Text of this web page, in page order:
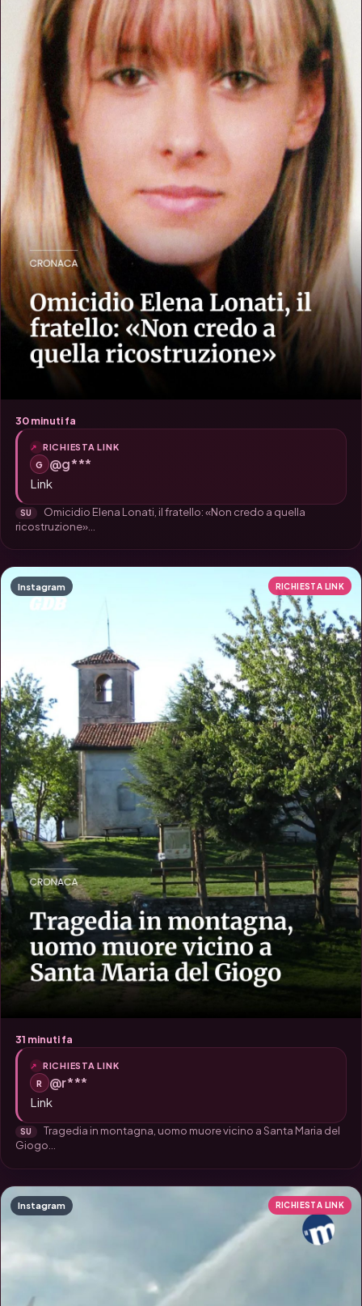
30 minuti fa
RICHIESTA LINK
G @g***
Link
SU
ricostruzione»...
Instagram RICHIESTA LINK
31 minuti fa
RICHIESTA LINK
R
@r***
Link
SU
Giogo...
Instagram RICHIESTA LINK